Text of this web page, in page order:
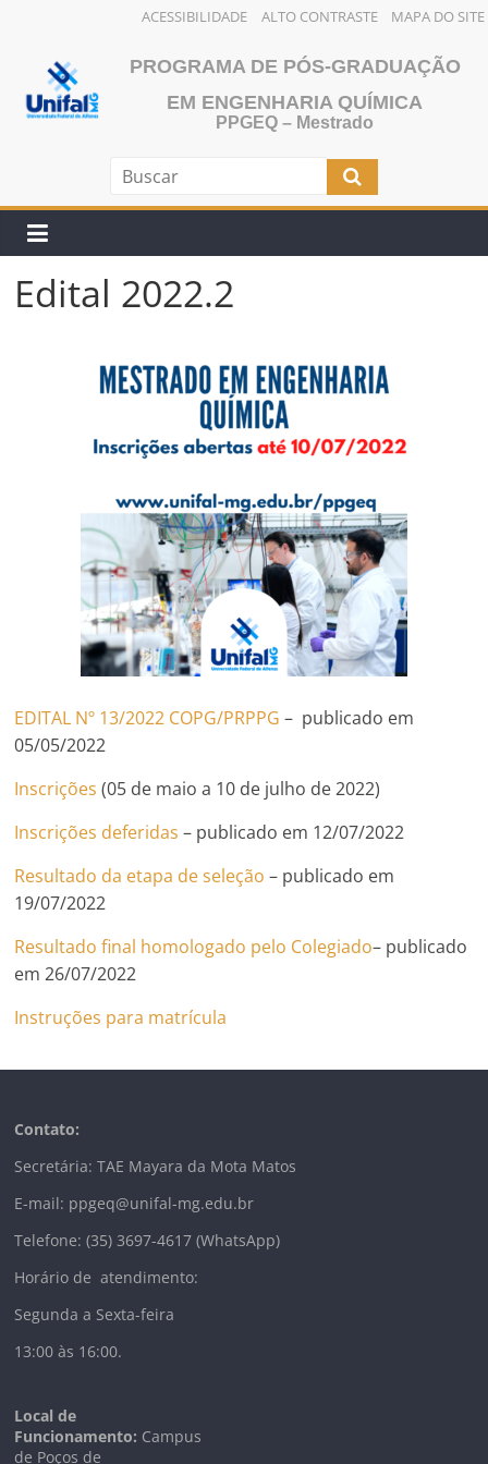
ACESSIBILIDADE ALTO CONTRASTE MAPA DO SITE
conteúdo
PROGRAMA DE PÓS-GRADUAÇÃO
EM ENGENHARIA QUÍMICA
PPGEQ – Mestrado
Edital 2022.2
EDITAL Nº 13/2022 COPG/PRPPG – publicado em
05/05/2022
Inscrições (05 de maio a 10 de julho de 2022)
Inscrições deferidas – publicado em 12/07/2022
Resultado da etapa de seleção – publicado em
19/07/2022
Resultado final homologado pelo Colegiado– publicado
em 26/07/2022
Instruções para matrícula
Contato:
Secretária: TAE Mayara da Mota Matos
E-mail: ppgeq@unifal-mg.edu.br
Telefone: (35) 3697-4617 (WhatsApp)
Horário de atendimento:
Segunda a Sexta-feira
13:00 às 16:00.
Local de
Funcionamento: Campus
de Poços de